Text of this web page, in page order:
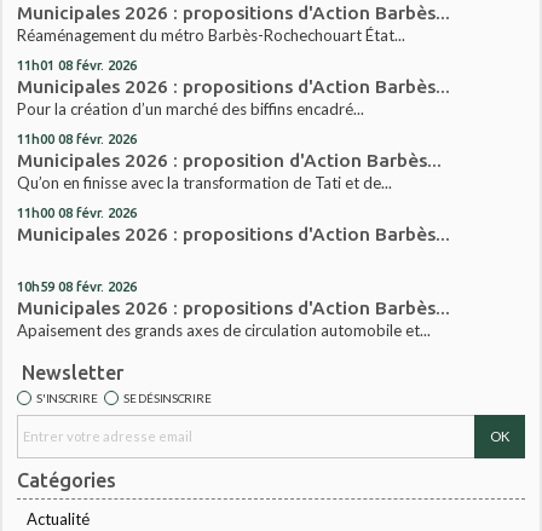
Municipales 2026 : propositions d'Action Barbès...
Réaménagement du métro Barbès-Rochechouart État...
11h01 08 févr. 2026
Municipales 2026 : propositions d'Action Barbès...
Pour la création d’un marché des biffins encadré...
11h00 08 févr. 2026
Municipales 2026 : proposition d'Action Barbès...
Qu’on en finisse avec la transformation de Tati et de...
11h00 08 févr. 2026
Municipales 2026 : propositions d'Action Barbès...
10h59 08 févr. 2026
Municipales 2026 : propositions d'Action Barbès...
Apaisement des grands axes de circulation automobile et...
Newsletter
S'INSCRIRE SE DÉSINSCRIRE
Catégories
Actualité